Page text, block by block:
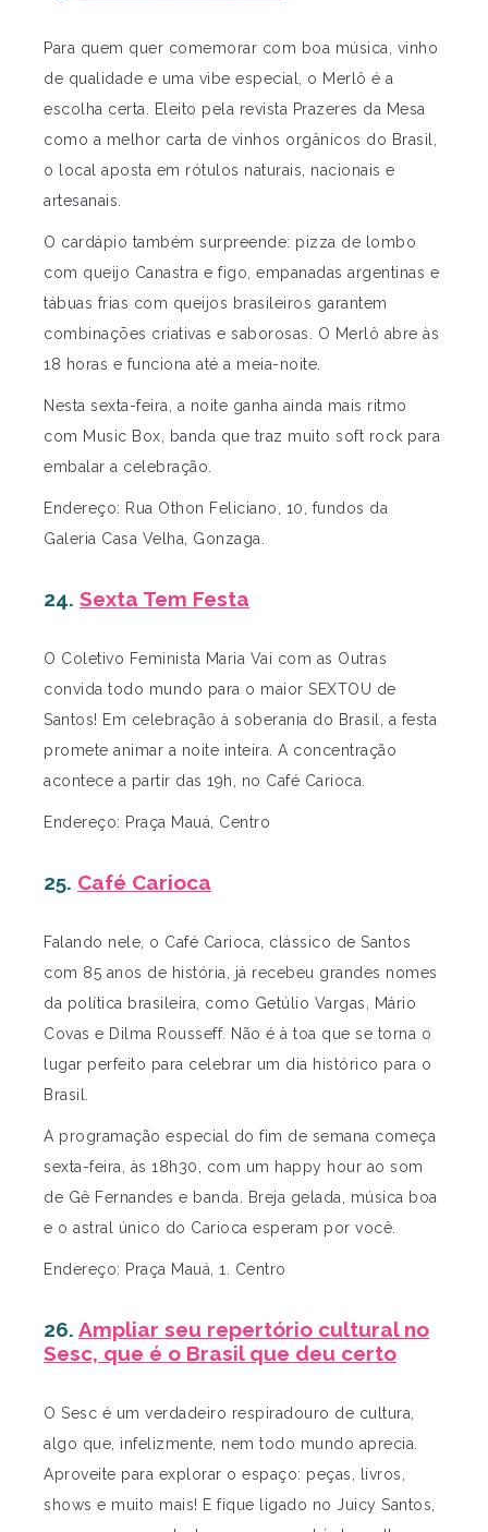
Para quem quer comemorar com boa música, vinho
de qualidade e uma vibe especial, o Merlô é a
escolha certa. Eleito pela revista Prazeres da Mesa
como a melhor carta de vinhos orgânicos do Brasil,
o local aposta em rótulos naturais, nacionais e
artesanais.
O cardápio também surpreende: pizza de lombo
com queijo Canastra e figo, empanadas argentinas e
tábuas frias com queijos brasileiros garantem
combinações criativas e saborosas. O Merlô abre às
18 horas e funciona até a meia-noite.
Nesta sexta-feira, a noite ganha ainda mais ritmo
com Music Box, banda que traz muito soft rock para
embalar a celebração.
Endereço: Rua Othon Feliciano, 10, fundos da
Galeria Casa Velha, Gonzaga.
24. Sexta Tem Festa
O Coletivo Feminista Maria Vai com as Outras
convida todo mundo para o maior SEXTOU de
Santos! Em celebração à soberania do Brasil, a festa
promete animar a noite inteira. A concentração
acontece a partir das 19h, no Café Carioca.
Endereço: Praça Mauá, Centro
25. Café Carioca
Falando nele, o Café Carioca, clássico de Santos
com 85 anos de história, já recebeu grandes nomes
da política brasileira, como Getúlio Vargas, Mário
Covas e Dilma Rousseff. Não é à toa que se torna o
lugar perfeito para celebrar um dia histórico para o
Brasil.
A programação especial do fim de semana começa
sexta-feira, às 18h30, com um happy hour ao som
de Gê Fernandes e banda. Breja gelada, música boa
e o astral único do Carioca esperam por você.
Endereço: Praça Mauá, 1. Centro
26. Ampliar seu repertório cultural no
Sesc, que é o Brasil que deu certo
O Sesc é um verdadeiro respiradouro de cultura,
algo que, infelizmente, nem todo mundo aprecia.
Aproveite para explorar o espaço: peças, livros,
shows e muito mais! E fique ligado no Juicy Santos,